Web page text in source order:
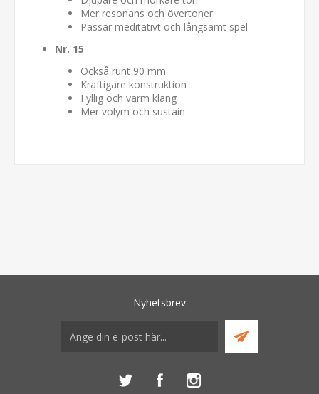
Mer resonans och övertoner
Passar meditativt och långsamt spel
Nr. 15
Också runt 90 mm
Kraftigare konstruktion
Fyllig och varm klang
Mer volym och sustain
Nyhetsbrev